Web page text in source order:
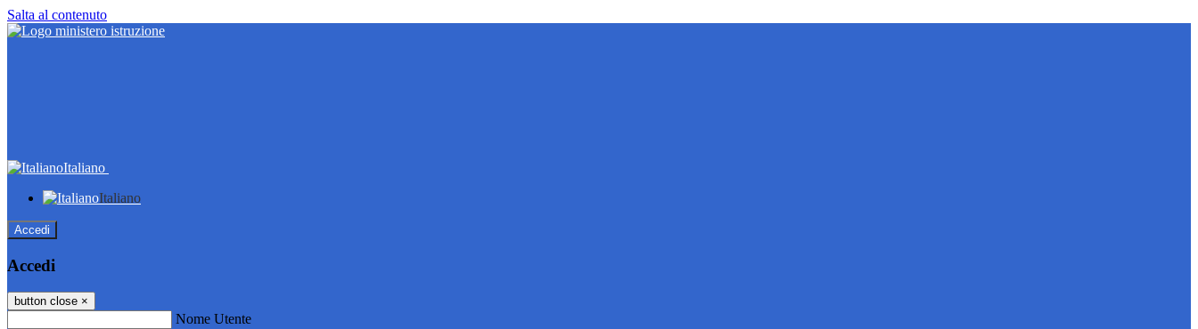
Salta al contenuto
Italiano
Italiano
Accedi
Accedi
button close ×
Nome Utente